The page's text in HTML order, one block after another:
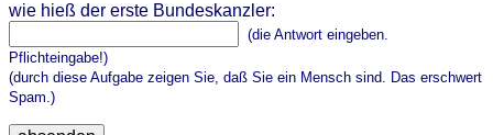
wie hieß der erste Bundeskanzler:
(die Antwort eingeben.
Pflichteingabe!)
(durch diese Aufgabe zeigen Sie, daß Sie ein Mensch sind. Das erschwert
Spam.)